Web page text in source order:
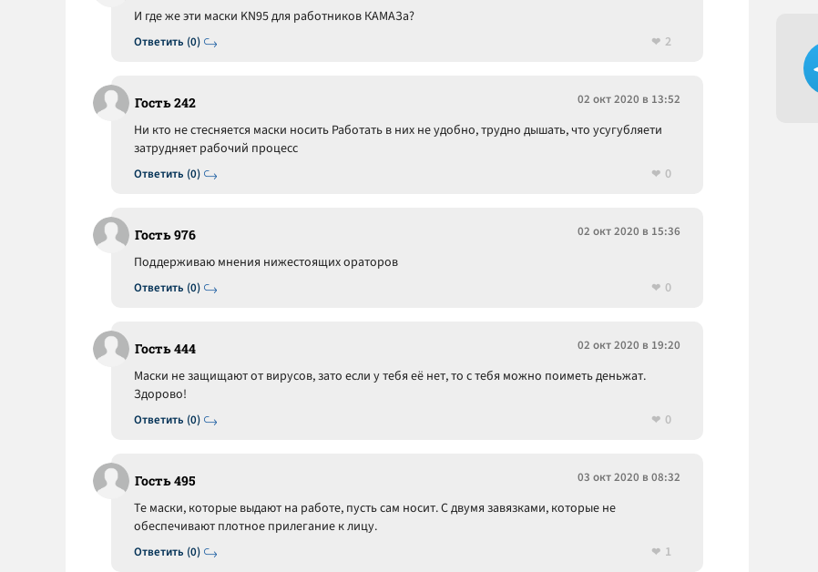
Ответить (0)
И где же эти маски KN95 для работников КАМАЗа?
2
Гость 242 02 окт 2020 в 13:52
Ответить (0)
Ни кто не стесняется маски носить Работать в них не удобно, трудно дышать, что усугубляети
затрудняет рабочий процесс
0
Гость 976 02 окт 2020 в 15:36
Ответить (0)
Поддерживаю мнения нижестоящих ораторов
0
Гость 444 02 окт 2020 в 19:20
Ответить (0)
Маски не защищают от вирусов, зато если у тебя её нет, то с тебя можно поиметь деньжат.
Здорово!
0
Гость 495 03 окт 2020 в 08:32
Ответить (0)
Те маски, которые выдают на работе, пусть сам носит. С двумя завязками, которые не
обеспечивают плотное прилегание к лицу.
1